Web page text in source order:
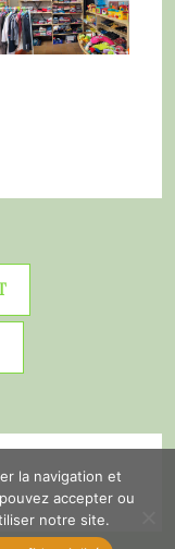
la navigation et
accepter ou
notre site.